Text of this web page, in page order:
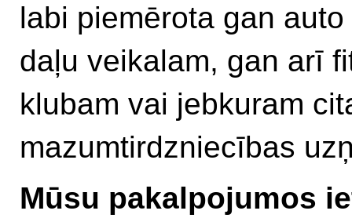
labi piemērota gan
daļu veikalam, gan arī
klubam vai jebkuram
mazumtirdzniecības
Mūsu pakalpojumos